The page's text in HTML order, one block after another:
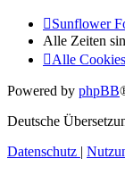
Sunflower
Alle Zeiten
Alle
Powered by phpBB
Deutsche
Datenschutz